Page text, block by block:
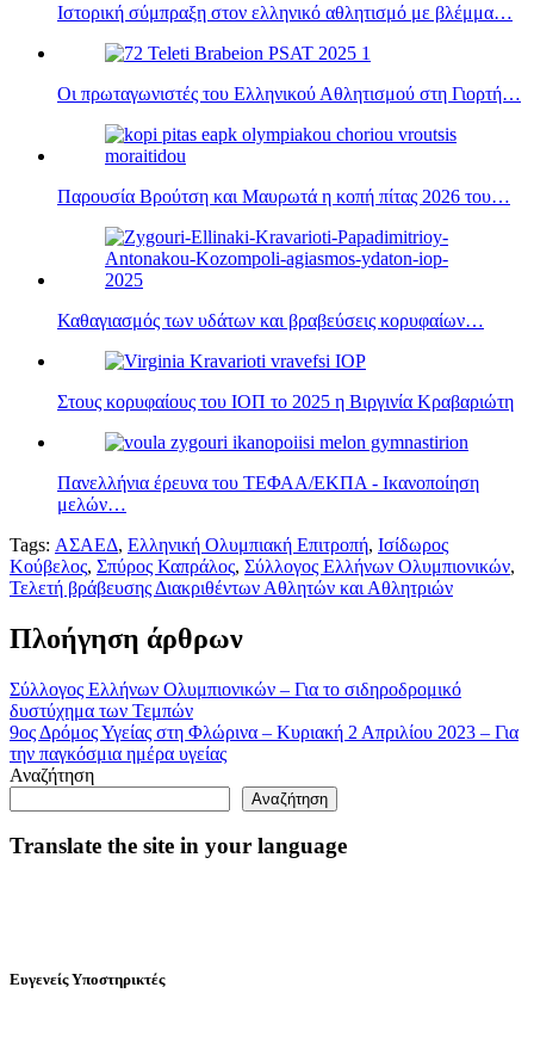
Ιστορική σύμπραξη στον ελληνικό αθλητισμό με βλέμμα…
Οι πρωταγωνιστές του Ελληνικού Αθλητισμού στη Γιορτή…
Παρουσία Βρούτση και Μαυρωτά η κοπή πίτας 2026 του…
Καθαγιασμός των υδάτων και βραβεύσεις κορυφαίων…
Στους κορυφαίους του ΙΟΠ το 2025 η Βιργινία Κραβαριώτη
Πανελλήνια έρευνα του ΤΕΦΑΑ/ΕΚΠΑ - Ικανοποίηση
μελών…
Tags: ΑΣΑΕΔ, Ελληνική Ολυμπιακή Επιτροπή, Ισίδωρος
Κούβελος, Σπύρος Καπράλος, Σύλλογος Ελλήνων Ολυμπιονικών,
Τελετή βράβευσης Διακριθέντων Αθλητών και Αθλητριών
Πλοήγηση άρθρων
Σύλλογος Ελλήνων Ολυμπιονικών – Για το σιδηροδρομικό
δυστύχημα των Τεμπών
9ος Δρόμος Υγείας στη Φλώρινα – Κυριακή 2 Απριλίου 2023 – Για
την παγκόσμια ημέρα υγείας
Αναζήτηση
Αναζήτηση
Translate the site in your language
Ευγενείς Υποστηρικτές